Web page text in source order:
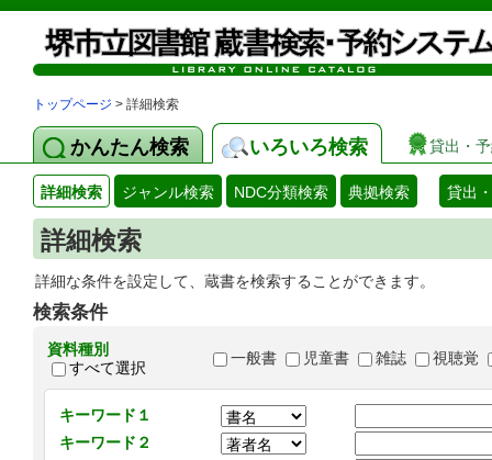
トップページ > 詳細検索
かんたん検索 いろいろ検索 貸出・
詳細検索 ジャンル検索 NDC分類検索 典拠検索 貸出
詳細検索
詳細な条件を設定して、蔵書を検索することができます。
検索条件
資料種別
すべて選択
一般書 児童書 雑誌 視聴覚
キーワード１
キーワード２